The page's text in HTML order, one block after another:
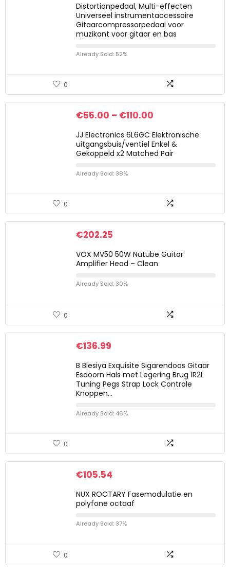
Distortionpedaal, Multi-effecten
Universeel instrumentaccessoire
Gitaarcompressorpedaal voor
muzikant voor gitaar en bas
Already Sold: 52%
0
€55.00 – €110.00
JJ ElectronIcs 6L6GC Elektronische
uitgangsbuis/ventiel Enkel &
Gekoppeld x2 Matched Pair
Already Sold: 38%
0
€202.25
VOX MV50 50W Nutube Guitar
Amplifier Head – Clean
Already Sold: 30%
0
€136.99
B Blesiya Exquisite Sigarendoos Gitaar
Esdoorn Hals met Legering Brug 1R2L
Tuning Pegs Strap Lock Controle
Knoppen…
Already Sold: 46%
0
€105.54
NUX ROCTARY Fasemodulatie en
polyfone octaaf
Already Sold: 37%
0